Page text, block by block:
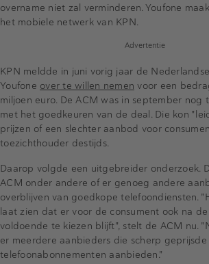
overname niet zal verminderen. Youfone
het mobiele netwerk van KPN.
Advertentie
KPN meldde in juni vorig jaar de
Youfone over te willen nemen voor een
miljoen euro. De ACM was in september nog
met het goedkeuren van de deal. Die kon
prijzen of een slechter aanbod voor
toezichthouder destijds.
Daarop volgde een uitgebreider onderzoek.
ACM onder andere of er genoeg andere
overblijven van goedkope telefoondiensten.
laat zien dat er voor de consument ook na
voldoende te kiezen blijft", stelt de ACM nu.
er meerdere aanbieders die scherp
telefoonabonnementen aanbieden."